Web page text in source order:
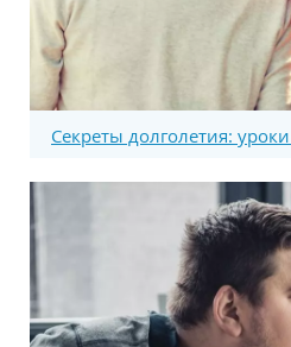
Секреты долголетия: